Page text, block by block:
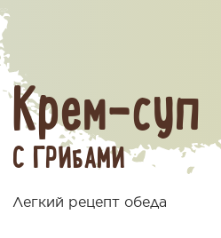
Крем-суп
С ГРИБАМИ
Легкий рецепт обеда